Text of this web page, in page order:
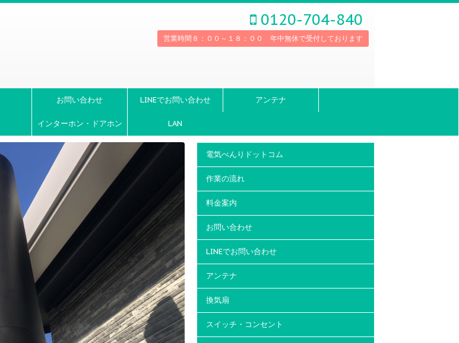
0120-704-840
営業時間８：００～１８：００ 年中無休で受付しております
お問い合わせ LINEでお問い合わせ アンテナ
インターホン・ドアホン LAN
電気べんりドットコム
作業の流れ
料金案内
お問い合わせ
LINEでお問い合わせ
アンテナ
換気扇
スイッチ・コンセント